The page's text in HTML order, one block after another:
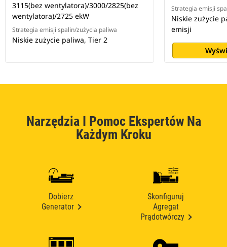
3115(bez wentylatora)/3000/2825(bez
wentylatora)/2725 ekW
Strategia emisji spalin/zużycia paliwa
Niskie zużycie paliwa, Tier 2
Strategia emisji
Niskie zużycie
emisji
Narzędzia I Pomoc Ekspertów Na
Każdym Kroku
Dobierz
Generator
Skonfiguruj
Agregat
Prądotwórczy